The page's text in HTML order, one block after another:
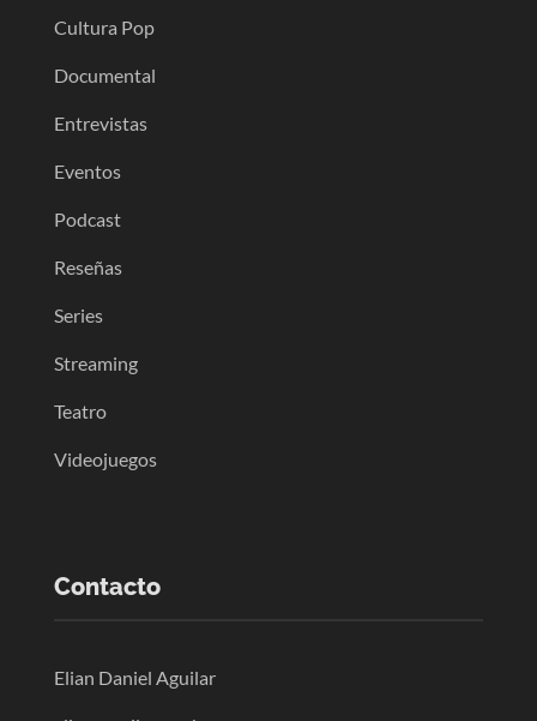
Cultura Pop
Documental
Entrevistas
Eventos
Podcast
Reseñas
Series
Streaming
Teatro
Videojuegos
Contacto
Elian Daniel Aguilar